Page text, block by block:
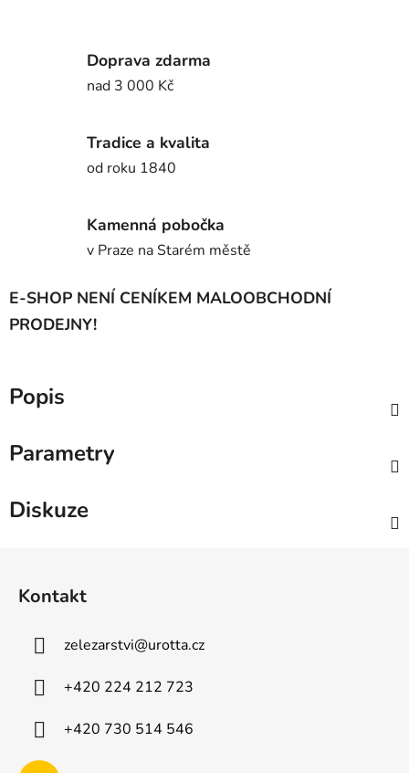
Doprava zdarma
nad 3 000 Kč
Tradice a kvalita
od roku 1840
Kamenná pobočka
v Praze na Starém městě
E-SHOP NENÍ CENÍKEM MALOOBCHODNÍ
PRODEJNY!
Popis
Parametry
Diskuze
Kontakt
zelezarstvi@urotta.cz
+420 224 212 723
+420 730 514 546